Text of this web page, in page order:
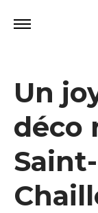
Un
déco